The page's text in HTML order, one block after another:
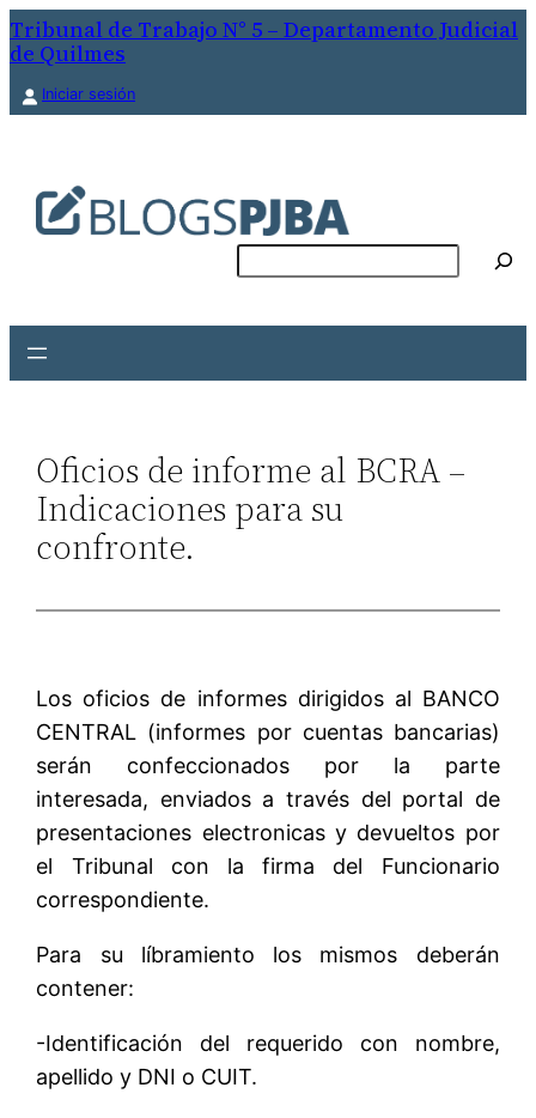
Saltar
al
contenido
Tribunal de Trabajo N° 5 – Departamento Judicial
de Quilmes
Iniciar sesión
Oficios de informe al BCRA –
Indicaciones para su
confronte.
Los oficios de informes dirigidos al BANCO
CENTRAL (informes por cuentas bancarias)
serán confeccionados por la parte
interesada, enviados a través del portal de
presentaciones electronicas y devueltos por
el Tribunal con la firma del Funcionario
correspondiente.
Para su líbramiento los mismos deberán
contener:
-Identificación del requerido con nombre,
apellido y DNI o CUIT.